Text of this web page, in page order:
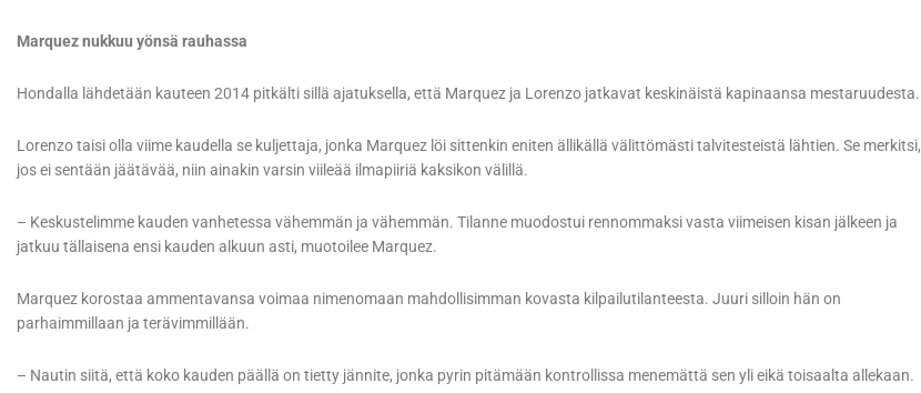
Marquez nukkuu yönsä rauhassa
Hondalla lähdetään kauteen 2014 pitkälti sillä ajatuksella, että Marquez ja Lorenzo jatkavat keskinäistä kapinaansa mestaruudesta.
Lorenzo taisi olla viime kaudella se kuljettaja, jonka Marquez löi sittenkin eniten ällikällä välittömästi talvitesteistä lähtien. Se merkitsi,
jos ei sentään jäätävää, niin ainakin varsin viileää ilmapiiriä kaksikon välillä.
– Keskustelimme kauden vanhetessa vähemmän ja vähemmän. Tilanne muodostui rennommaksi vasta viimeisen kisan jälkeen ja
jatkuu tällaisena ensi kauden alkuun asti, muotoilee Marquez.
Marquez korostaa ammentavansa voimaa nimenomaan mahdollisimman kovasta kilpailutilanteesta. Juuri silloin hän on
parhaimmillaan ja terävimmillään.
– Nautin siitä, että koko kauden päällä on tietty jännite, jonka pyrin pitämään kontrollissa menemättä sen yli eikä toisaalta allekaan.